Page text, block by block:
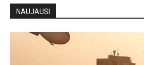
NAUJAUSI